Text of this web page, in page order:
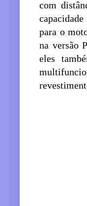
com
para o
na versão
eles